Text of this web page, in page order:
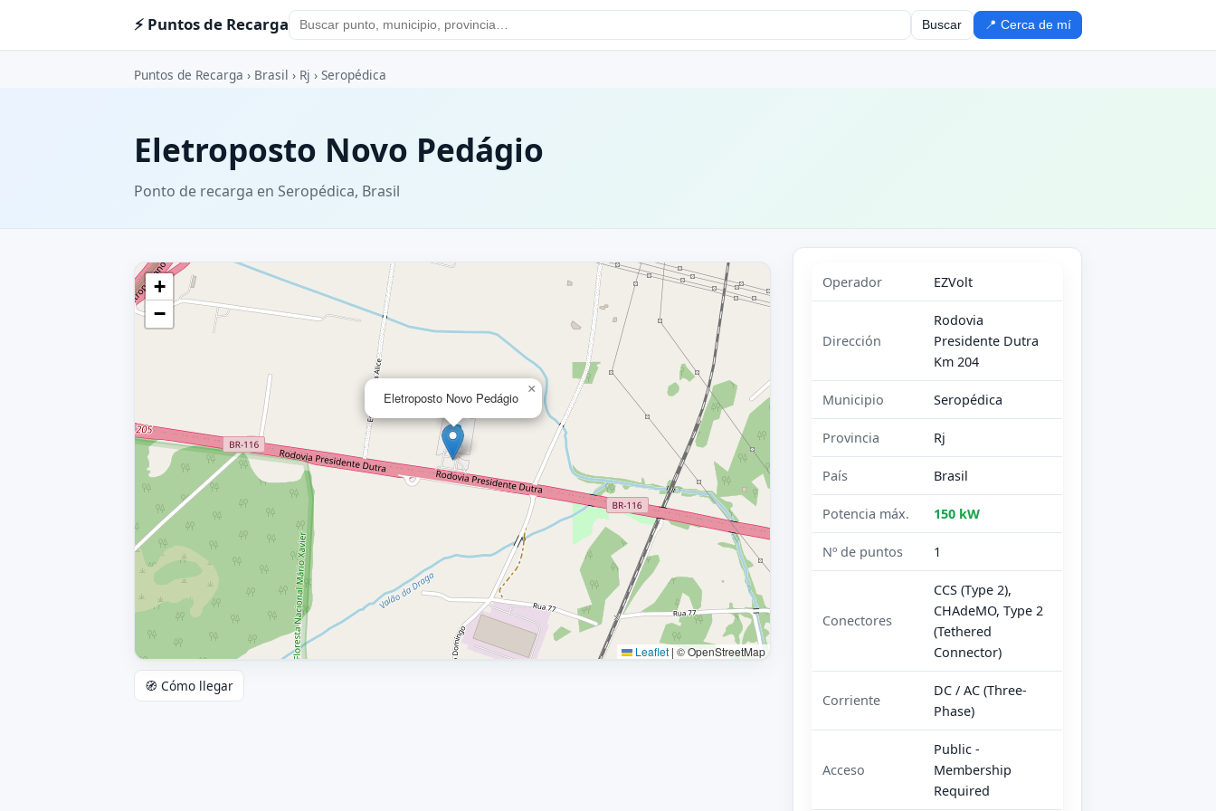
⚡ Puntos de Recarga Buscar 📍 Cerca de mí
Puntos de Recarga › Brasil › Rj › Seropédica
Eletroposto Novo Pedágio
Ponto de recarga en Seropédica, Brasil
Eletroposto Novo Pedágio
×
+
−
Leaflet | © OpenStreetMap
🧭 Cómo llegar
Operador EZVolt
Dirección
Rodovia
Presidente Dutra
Km 204
Municipio Seropédica
Provincia Rj
País Brasil
Potencia máx. 150 kW
Nº de puntos 1
Conectores
CCS (Type 2),
CHAdeMO, Type 2
(Tethered
Connector)
Corriente
DC / AC (Three-
Phase)
Acceso
Public -
Membership
Required